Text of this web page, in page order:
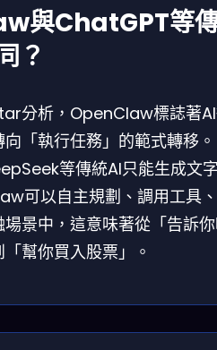
與ChatGPT等
？
分析，OpenClaw標誌著
向「執行任務」的範式轉移。
等傳統AI只能生成文
可以自主規劃、調用工具
景中，這意味著從「告訴
幫你買入股票」。